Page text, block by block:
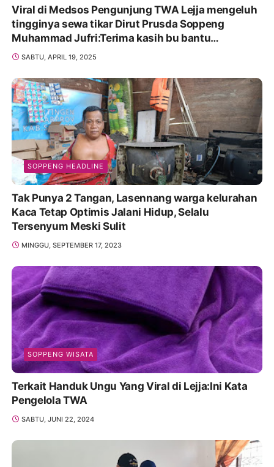
Viral di Medsos Pengunjung TWA Lejja mengeluh
tingginya sewa tikar Dirut Prusda Soppeng
Muhammad Jufri:Terima kasih bu bantu
Promosikan
SABTU, APRIL 19, 2025
SOPPENG HEADLINE
Tak Punya 2 Tangan, Lasennang warga kelurahan
Kaca Tetap Optimis Jalani Hidup, Selalu
Tersenyum Meski Sulit
MINGGU, SEPTEMBER 17, 2023
SOPPENG WISATA
Terkait Handuk Ungu Yang Viral di Lejja:Ini Kata
Pengelola TWA
SABTU, JUNI 22, 2024